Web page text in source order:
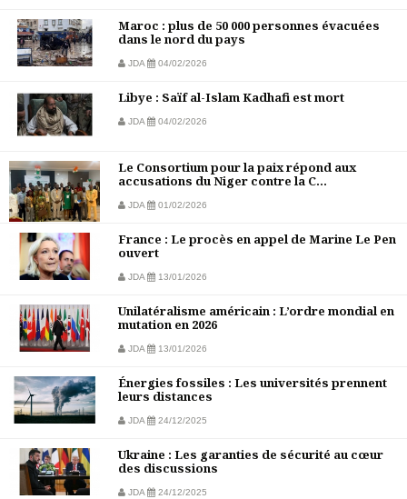
Maroc : plus de 50 000 personnes évacuées
dans le nord du pays
JDA 04/02/2026
Libye : Saïf al-Islam Kadhafi est mort
JDA 04/02/2026
Le Consortium pour la paix répond aux
accusations du Niger contre la C...
JDA 01/02/2026
France : Le procès en appel de Marine Le Pen
ouvert
JDA 13/01/2026
Unilatéralisme américain : L’ordre mondial en
mutation en 2026
JDA 13/01/2026
Énergies fossiles : Les universités prennent
leurs distances
JDA 24/12/2025
Ukraine : Les garanties de sécurité au cœur
des discussions
JDA 24/12/2025